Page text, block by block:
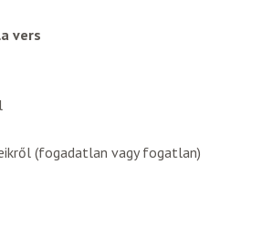
vers
(fogadatlan vagy fogatlan)